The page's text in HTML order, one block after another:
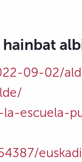
09-02/
escuela-